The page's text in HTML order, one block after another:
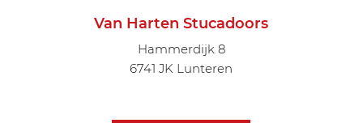
Van Harten Stucadoors
Hammerdijk 8
6741 JK Lunteren